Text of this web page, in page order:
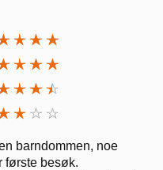
barndommen, noe
første besøk.